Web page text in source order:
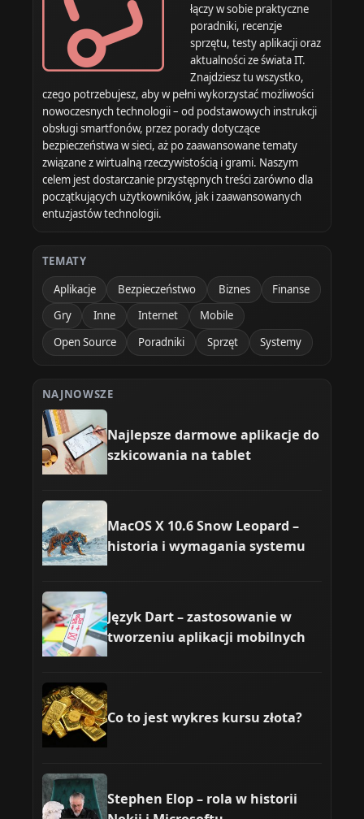
łączy w sobie praktyczne
poradniki, recenzje
sprzętu, testy aplikacji oraz
aktualności ze świata IT.
Znajdziesz tu wszystko,
czego potrzebujesz, aby w pełni wykorzystać możliwości
nowoczesnych technologii – od podstawowych instrukcji
obsługi smartfonów, przez porady dotyczące
bezpieczeństwa w sieci, aż po zaawansowane tematy
związane z wirtualną rzeczywistością i grami. Naszym
celem jest dostarczanie przystępnych treści zarówno dla
początkujących użytkowników, jak i zaawansowanych
entuzjastów technologii.
TEMATY
Aplikacje
Bezpieczeństwo Biznes
Finanse
Gry
Inne Internet
Mobile
Open Source
Poradniki Sprzęt Systemy
NAJNOWSZE
Najlepsze darmowe aplikacje do
szkicowania na tablet
MacOS X 10.6 Snow Leopard –
historia i wymagania systemu
Język Dart – zastosowanie w
tworzeniu aplikacji mobilnych
Co to jest wykres kursu złota?
Stephen Elop – rola w historii